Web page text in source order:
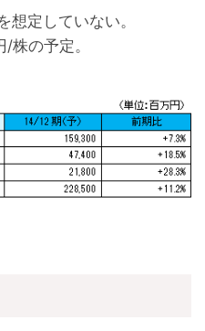
想定していない。
株の予定。